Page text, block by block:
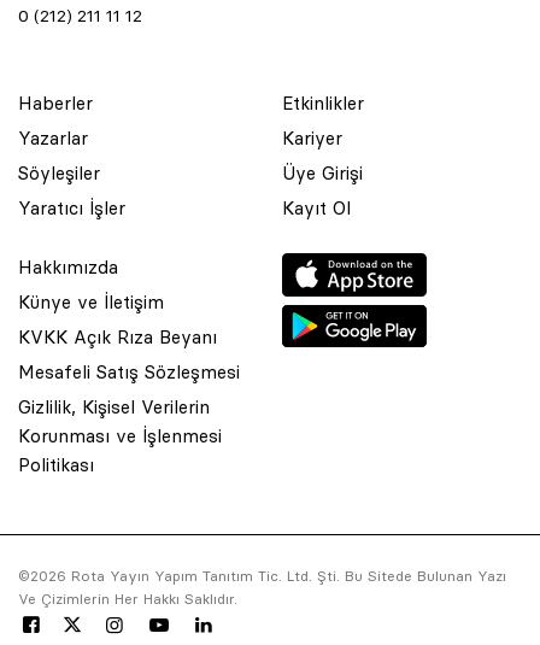
0 (212) 211 11 12
Haberler
Yazarlar
Söyleşiler
Yaratıcı İşler
Etkinlikler
Kariyer
Üye Girişi
Kayıt Ol
Hakkımızda
Künye ve İletişim
KVKK Açık Rıza Beyanı
Mesafeli Satış Sözleşmesi
Gizlilik, Kişisel Verilerin
Korunması ve İşlenmesi
Politikası
©2026 Rota Yayın Yapım Tanıtım Tic. Ltd. Şti. Bu Sitede Bulunan Yazı
Ve Çizimlerin Her Hakkı Saklıdır.
© 2001 Rota Yayın Yapım Tanıtım Tic. Ltd. Şti. Bu Sitede Bulunan
Asquared WordPress Agencytarafından tasarlanmış ve